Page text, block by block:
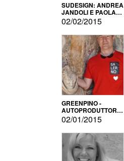
SUDESIGN: ANDREA
JANDOLI E PAOLA
PISAPIA
02/02/2015
GREENPINO -
AUTOPRODUTTORE
PER AMORE
02/01/2015